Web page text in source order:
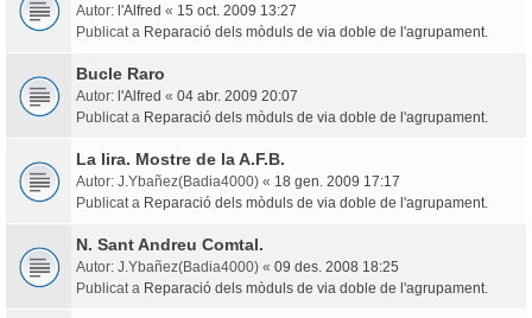
Autor: l'Alfred « 15 oct. 2009 13:27
Publicat a Reparació dels mòduls de via doble de l'agrupament.
Bucle Raro
Autor: l'Alfred « 04 abr. 2009 20:07
Publicat a Reparació dels mòduls de via doble de l'agrupament.
La lira. Mostre de la A.F.B.
Autor: J.Ybañez(Badia4000) « 18 gen. 2009 17:17
Publicat a Reparació dels mòduls de via doble de l'agrupament.
N. Sant Andreu Comtal.
Autor: J.Ybañez(Badia4000) « 09 des. 2008 18:25
Publicat a Reparació dels mòduls de via doble de l'agrupament.